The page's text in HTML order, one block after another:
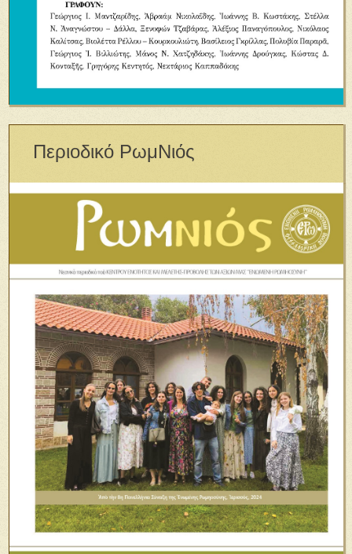
Περιοδικό ΡωμΝιός